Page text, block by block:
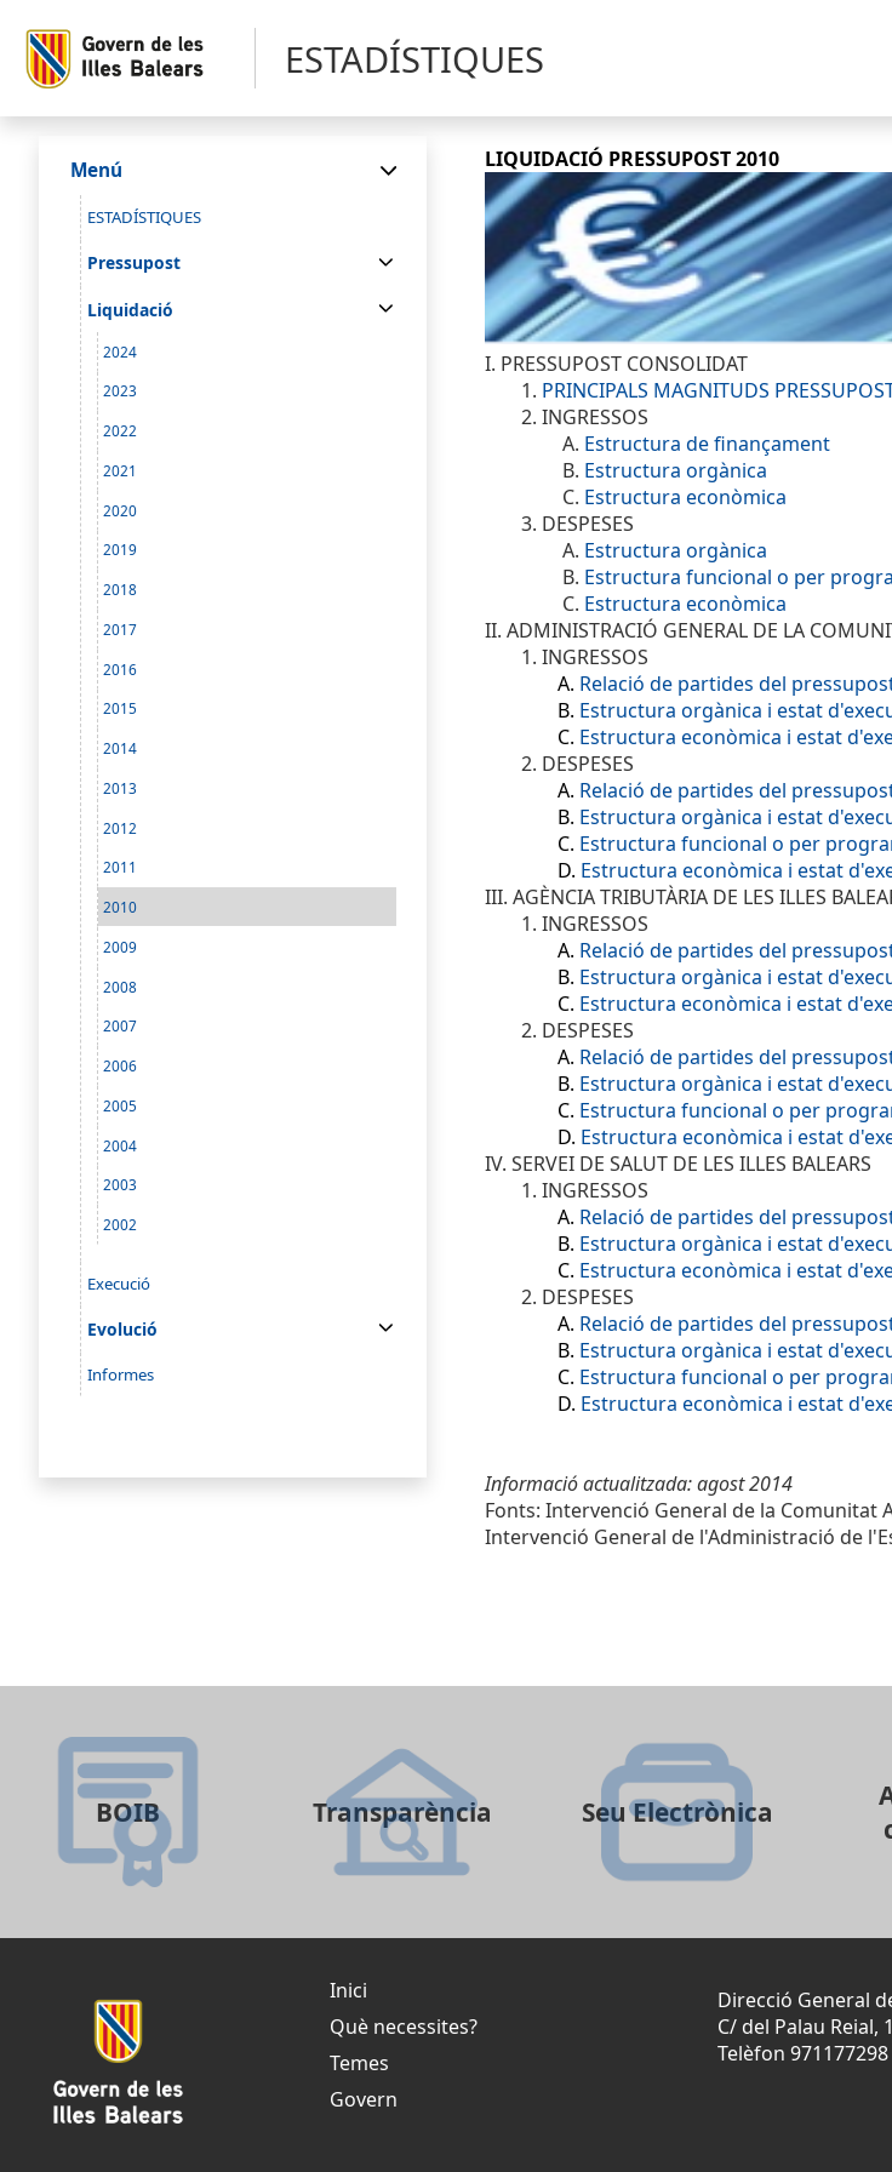
ESTADÍSTIQUES
Menú
ESTADÍSTIQUES
Pressupost
Liquidació
2024
2023
2022
2021
2020
2019
2018
2017
2016
2015
2014
2013
2012
2011
2010
2009
2008
2007
2006
2005
2004
2003
2002
Execució
Evolució
Informes
LIQUIDACIÓ PRESSUPOST 2010
I. PRESSUPOST CONSOLIDAT
1. PRINCIPALS MAGNITUDS
2. INGRESSOS
A. Estructura de finançament
B. Estructura orgànica
C. Estructura econòmica
3. DESPESES
A. Estructura orgànica
B. Estructura funcional o per
C. Estructura econòmica
II. ADMINISTRACIÓ GENERAL DE LA
1. INGRESSOS
A. Relació de partides del
B. Estructura orgànica i estat
C. Estructura econòmica i estat
2. DESPESES
A. Relació de partides del
B. Estructura orgànica i estat
C. Estructura funcional o per
D. Estructura econòmica i estat
III. AGÈNCIA TRIBUTÀRIA DE LES ILLES
1. INGRESSOS
A. Relació de partides del
B. Estructura orgànica i estat
C. Estructura econòmica i estat
2. DESPESES
A. Relació de partides del
B. Estructura orgànica i estat
C. Estructura funcional o per
D. Estructura econòmica i estat
IV. SERVEI DE SALUT DE LES ILLES BALEARS
1. INGRESSOS
A. Relació de partides del
B. Estructura orgànica i estat
C. Estructura econòmica i estat
2. DESPESES
A. Relació de partides del
B. Estructura orgànica i estat
C. Estructura funcional o per
D. Estructura econòmica i estat
Informació actualitzada: agost 2014
Fonts: Intervenció General de la Comunitat
Intervenció General de l'Administració de
BOIB Transparència Seu Electrònica
Inici
Què necessites?
Temes
Govern
Direcció General
C/ del Palau Reial,
Telèfon 971177298